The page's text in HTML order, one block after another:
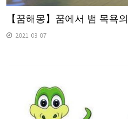
【꿈해몽】꿈에서 뱀 목욕
2021-03-07